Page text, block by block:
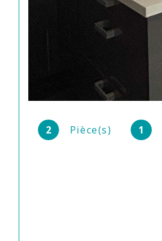
2 Pièce(s) 1